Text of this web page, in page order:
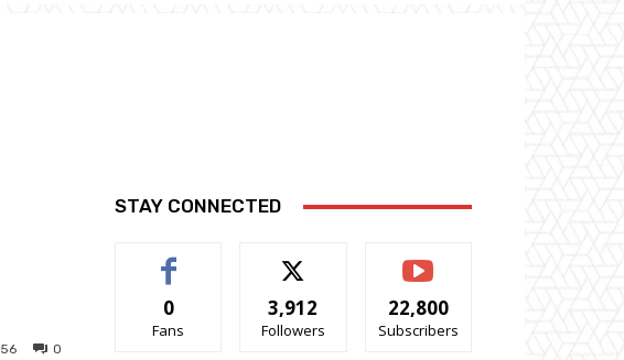
0
56
STAY CONNECTED
0
Fans
3,912
Followers
22,800
Subscribers